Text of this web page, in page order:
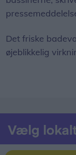
Det friske
øjeblikkelig